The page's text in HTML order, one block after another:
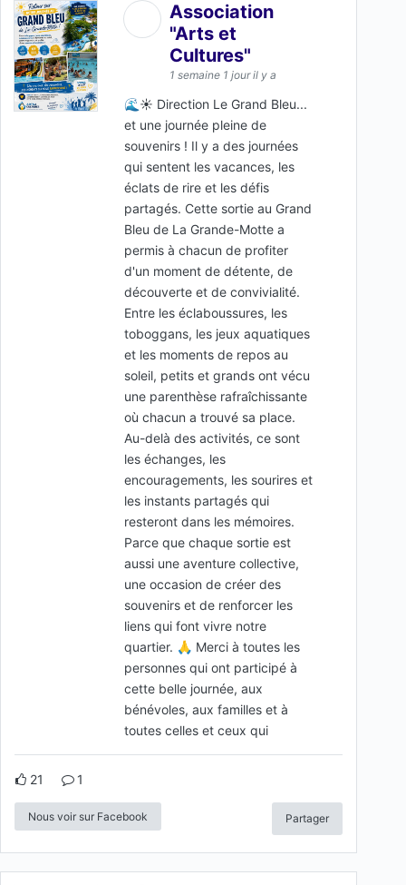
Association
"Arts et
Cultures"
1 semaine 1 jour il y a
🌊☀️ Direction Le Grand Bleu...
et une journée pleine de
souvenirs ! Il y a des journées
qui sentent les vacances, les
éclats de rire et les défis
partagés. Cette sortie au Grand
Bleu de La Grande-Motte a
permis à chacun de profiter
d'un moment de détente, de
découverte et de convivialité.
Entre les éclaboussures, les
toboggans, les jeux aquatiques
et les moments de repos au
soleil, petits et grands ont vécu
une parenthèse rafraîchissante
où chacun a trouvé sa place.
Au-delà des activités, ce sont
les échanges, les
encouragements, les sourires et
les instants partagés qui
resteront dans les mémoires.
Parce que chaque sortie est
aussi une aventure collective,
une occasion de créer des
souvenirs et de renforcer les
liens qui font vivre notre
quartier. 🙏 Merci à toutes les
personnes qui ont participé à
cette belle journée, aux
bénévoles, aux familles et à
toutes celles et ceux qui
21 1
Nous voir sur Facebook Partager